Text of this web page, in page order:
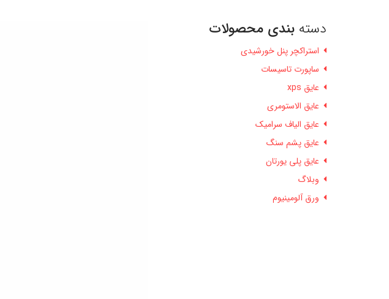
دسته بندی محصولات
استراکچر پنل خورشیدی
ساپورت تاسیسات
عایق xps
عایق الاستومری
عایق الیاف سرامیک
عایق پشم سنگ
عایق پلی یورتان
وبلاگ
ورق آلومینیوم